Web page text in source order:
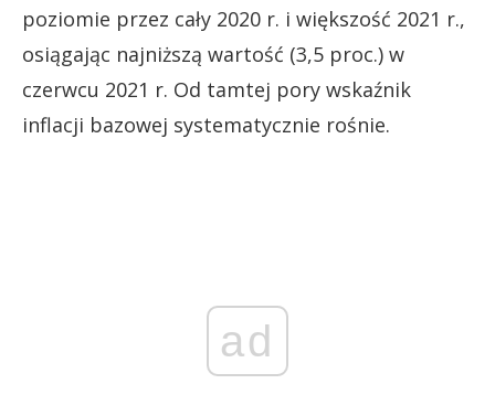
poziomie przez cały 2020 r. i większość 2021 r.,
osiągając najniższą wartość (3,5 proc.) w
czerwcu 2021 r. Od tamtej pory wskaźnik
inflacji bazowej systematycznie rośnie.
ad